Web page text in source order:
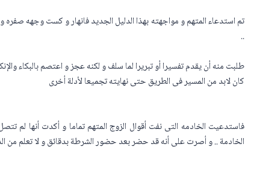
تم استدعاء المتهم و مواجهته بهذا الدليل الجديد فانهار و كست وجهه
..
طلبت منه أن يقدم تفسيرا أو تبريرا لما سلف و لكنه عجز و اعتصم بالبكاء
كان لابد من المسير فى الطريق حتى نهايته تجميعا لأدلة أخرى
فاستدعيت الخادمه التى نفت أقوال الزوج المتهم تماما و أكدت أنها
الخادمة .. و أصرت على أنه قد حضر بعد حضور الشرطة بدقائق و لا تعلم من